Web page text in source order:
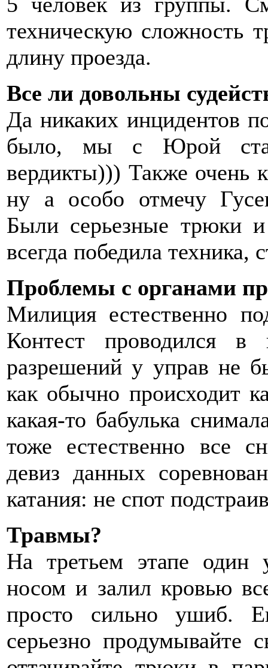
техническую сложность
длину проезда.
Все ли довольны
Да никаких инцидентов
было, мы с Юрой
вердикты))) Также очень
ну а особо отмечу
Были серьезные трюки
всегда победила техника,
Проблемы с органами
Милиция естественно
Контест проводился в
разрешений у управ не
как обычно происходит
какая-то бабулька
тоже естественно все
девиз данных
катания: не спот
Травмы?
На третьем этапе один
носом и залил кровью
просто сильно ушиб.
серьезно продумывайте